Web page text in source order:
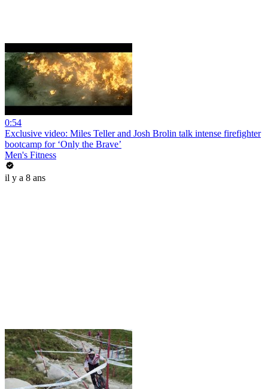
0:54
Exclusive video: Miles Teller and Josh Brolin talk intense firefighter
bootcamp for ‘Only the Brave’
Men's Fitness
il y a 8 ans